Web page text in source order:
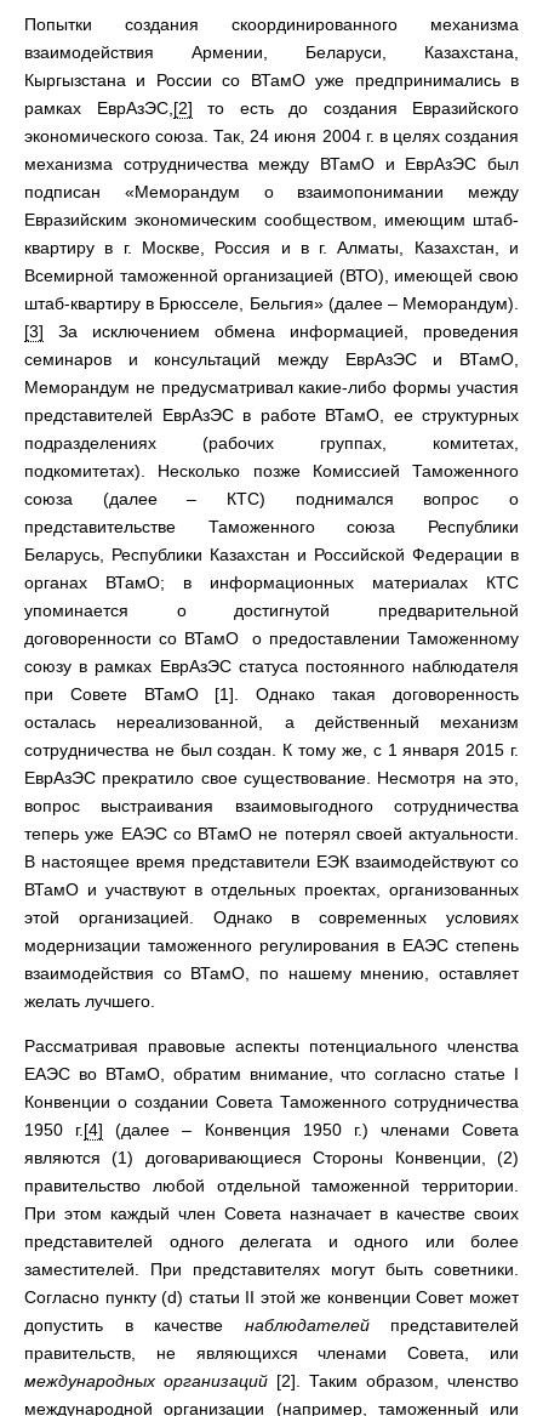
Попытки создания скоординированного механизма
взаимодействия Армении, Беларуси, Казахстана,
Кыргызстана и России со ВТамО уже предпринимались в
рамках ЕврАзЭС, [2] то есть до создания Евразийского
экономического союза. Так, 24 июня 2004 г. в целях создания
механизма сотрудничества между ВТамО и ЕврАзЭС был
подписан «Меморандум о взаимопонимании между
Евразийским экономическим сообществом, имеющим штаб-
квартиру в г. Москве, Россия и в г. Алматы, Казахстан, и
Всемирной таможенной организацией (ВТО), имеющей свою
штаб-квартиру в Брюсселе, Бельгия» (далее – Меморандум).
[3] За исключением обмена информацией, проведения
семинаров и консультаций между ЕврАзЭС и ВТамО,
Меморандум не предусматривал какие-либо формы участия
представителей ЕврАзЭС в работе ВТамО, ее структурных
подразделениях (рабочих группах, комитетах,
подкомитетах). Несколько позже Комиссией Таможенного
союза (далее – КТС) поднимался вопрос о
представительстве Таможенного союза Республики
Беларусь, Республики Казахстан и Российской Федерации в
органах ВТамО; в информационных материалах КТС
упоминается о достигнутой предварительной
договоренности со ВТамО о предоставлении Таможенному
союзу в рамках ЕврАзЭС статуса постоянного наблюдателя
при Совете ВТамО [1]. Однако такая договоренность
осталась нереализованной, а действенный механизм
сотрудничества не был создан. К тому же, с 1 января 2015 г.
ЕврАзЭС прекратило свое существование. Несмотря на это,
вопрос выстраивания взаимовыгодного сотрудничества
теперь уже ЕАЭС со ВТамО не потерял своей актуальности.
В настоящее время представители ЕЭК взаимодействуют со
ВТамО и участвуют в отдельных проектах, организованных
этой организацией. Однако в современных условиях
модернизации таможенного регулирования в ЕАЭС степень
взаимодействия со ВТамО, по нашему мнению, оставляет
желать лучшего.
Рассматривая правовые аспекты потенциального членства
ЕАЭС во ВТамО, обратим внимание, что согласно статье I
Конвенции о создании Совета Таможенного сотрудничества
1950 г.[4] (далее – Конвенция 1950 г.) членами Совета
являются (1) договаривающиеся Стороны Конвенции, (2)
правительство любой отдельной таможенной территории.
При этом каждый член Совета назначает в качестве своих
представителей одного делегата и одного или более
заместителей. При представителях могут быть советники.
Согласно пункту (d) статьи II этой же конвенции Совет может
допустить в качестве наблюдателейпредставителей
правительств, не являющихся членами Совета, или
международных организаций [2]. Таким образом, членство
международной организации (например, таможенный или